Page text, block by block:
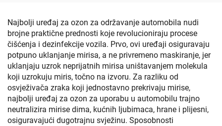
Najbolji uređaj za ozon za održavanje automobila nudi
brojne praktične prednosti koje revolucioniraju procese
čišćenja i dezinfekcije vozila. Prvo, ovi uređaji osiguravaju
potpuno uklanjanje mirisa, a ne privremeno maskiranje, jer
uklanjaju uzrok neprijatnih mirisa uništavanjem molekula
koji uzrokuju miris, točno na izvoru. Za razliku od
osvježivača zraka koji jednostavno prekrivaju mirise,
najbolji uređaj za ozon za uporabu u automobilu trajno
neutralizira mirise dima, kućnih ljubimaca, hrane i plijesni,
osiguravajući dugotrajnu svježinu. Sposobnosti